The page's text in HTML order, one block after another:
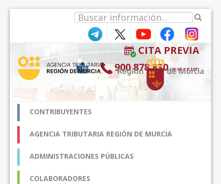
CITA PREVIA
900 878 830 (9:00-18:30*)
CONTRIBUYENTES
AGENCIA TRIBUTARIA REGIÓN DE MURCIA
ADMINISTRACIONES PÚBLICAS
COLABORADORES